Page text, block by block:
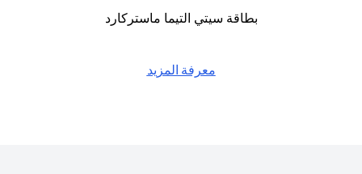
بطاقة سيتي التيما ماستركارد
معرفة المزيد